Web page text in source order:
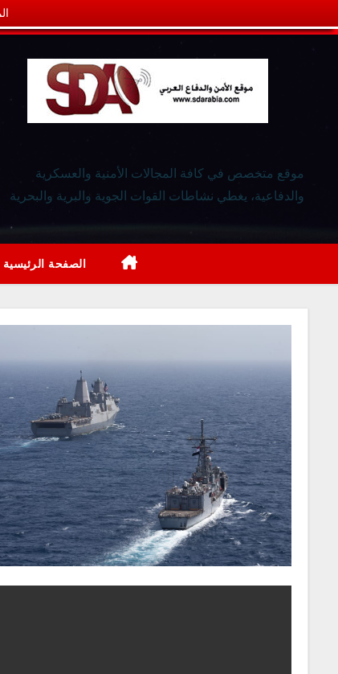
موقع متخصص في كافة المجالات الأمنية والعسكرية
والدفاعية، يغطي نشاطات القوات الجوية والبرية والبحرية
الصفحة الرئيسية